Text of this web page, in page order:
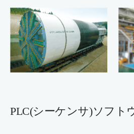
PLC(シーケンサ)ソフト